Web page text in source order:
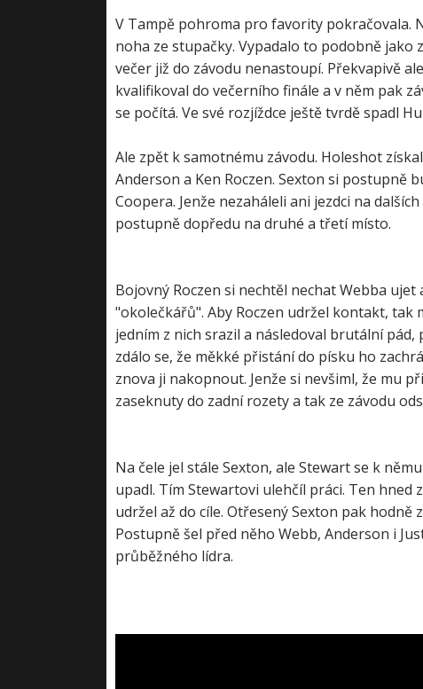
V Tampě pohroma pro favority pokračovala.
noha ze stupačky. Vypadalo to podobně jako
večer již do závodu nenastoupí. Překvapivě
kvalifikoval do večerního finále a v něm pak
se počítá. Ve své rozjíždce ještě tvrdě spadl
Ale zpět k samotnému závodu. Holeshot
Anderson a Ken Roczen. Sexton si postupně
Coopera. Jenže nezaháleli ani jezdci na
postupně dopředu na druhé a třetí místo.
Bojovný Roczen si nechtěl nechat Webba
"okolečkářů". Aby Roczen udržel kontakt, tak
jedním z nich srazil a následoval brutální
zdálo se, že měkké přistání do písku ho
znova ji nakopnout. Jenže si nevšiml, že mu
zaseknuty do zadní rozety a tak ze závodu
Na čele jel stále Sexton, ale Stewart se k
upadl. Tím Stewartovi ulehčíl práci. Ten
udržel až do cíle. Otřesený Sexton pak
Postupně šel před něho Webb, Anderson i
průběžného lídra.